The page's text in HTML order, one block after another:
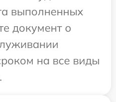
выполненных
документ о
на все виды